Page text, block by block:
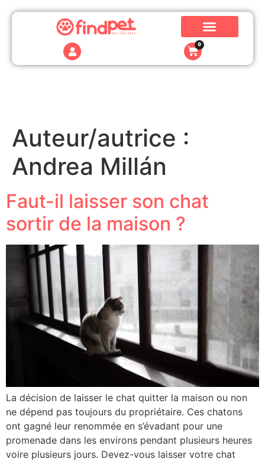
0
Auteur/autrice :
Andrea Millán
Faut-il laisser son chat
sortir de la maison ?
La décision de laisser le chat quitter la maison ou non
ne dépend pas toujours du propriétaire. Ces chatons
ont gagné leur renommée en s’évadant pour une
promenade dans les environs pendant plusieurs heures
voire plusieurs jours. Devez-vous laisser votre chat